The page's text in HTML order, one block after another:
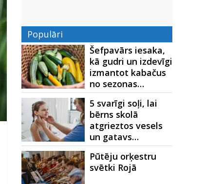
Populāri
Šefpavārs iesaka,
kā gudri un izdevīgi
izmantot kabačus
no sezonas…
5 svarīgi soļi, lai
bērns skolā
atgrieztos vesels
un gatavs…
Pūtēju orķestru
svētki Rojā